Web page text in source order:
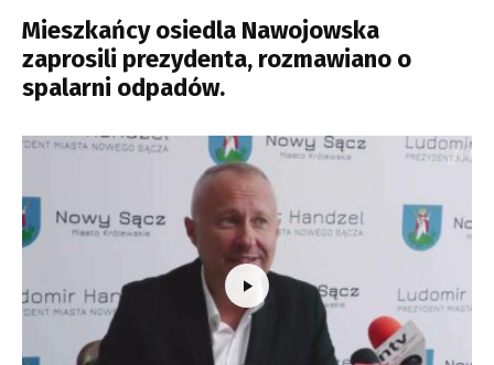
Mieszkańcy osiedla Nawojowska
zaprosili prezydenta, rozmawiano o
spalarni odpadów.